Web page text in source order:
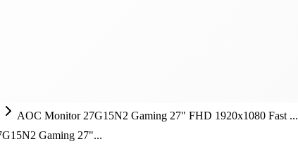
AOC Monitor 27G15N2 Gaming 27" FHD 1920x1080 Fast ...
Gaming 27"...